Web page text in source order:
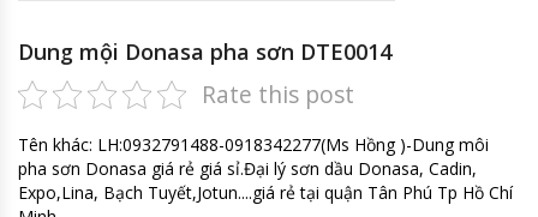
Dung mội Donasa pha sơn DTE0014
Rate this post
Tên khác: LH:0932791488-0918342277(Ms Hồng )-Dung môi
pha sơn Donasa giá rẻ giá sỉ.Đại lý sơn dầu Donasa, Cadin,
Expo,Lina, Bạch Tuyết,Jotun....giá rẻ tại quận Tân Phú Tp Hồ Chí